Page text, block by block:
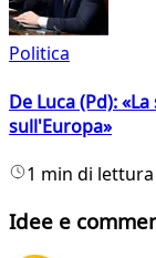
Politica
De Luca (Pd):
sull'Europa»
1 min di lettura
Idee e